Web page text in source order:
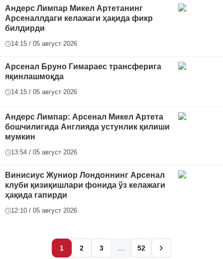
Андерс Лимпар Микел Артетанинг
Арсеналлдаги келажаги ҳақида фикр
билдирди
14:15 / 05 август 2026
Арсенал Бруно Гимараес трансферига
яқинлашмоқда
14:15 / 05 август 2026
Андерс Лимпар: Арсенал Микел Артета
бошчилигида Англияда устунлик қилиши
мумкин
13:54 / 05 август 2026
Винисиус Жуниор Лондоннинг Арсенал
клуби қизиқишлари фонида ўз келажаги
ҳақида гапирди
12:10 / 05 август 2026
1 2 3 … 52